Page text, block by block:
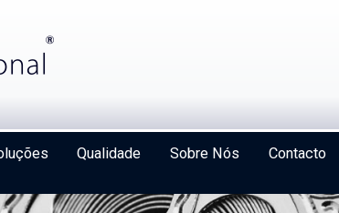
Qualidade Sobre Nós Contacto